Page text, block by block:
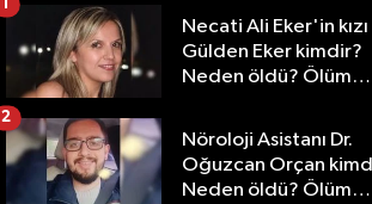
Necati Ali Eker'in kızı
Gülden Eker kimdir?
Neden öldü? Ölüm
1
Nöroloji Asistanı Dr.
Oğuzcan Orçan
Neden öldü? Ölüm
2